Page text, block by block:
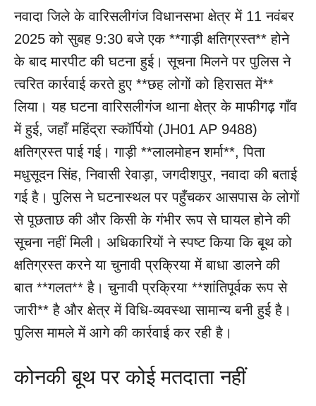
नवादा जिले के वारिसलीगंज विधानसभा क्षेत्र में 11 नवंबर
2025 को सुबह 9:30 बजे एक **गाड़ी क्षतिग्रस्त** होने
के बाद मारपीट की घटना हुई। सूचना मिलने पर पुलिस ने
त्वरित कार्रवाई करते हुए **छह लोगों को हिरासत में**
लिया। यह घटना वारिसलीगंज थाना क्षेत्र के माफीगढ़ गाँव
में हुई, जहाँ महिंद्रा स्कॉर्पियो (JH01 AP 9488)
क्षतिग्रस्त पाई गई। गाड़ी **लालमोहन शर्मा**, पिता
मधुसूदन सिंह, निवासी रेवाड़ा, जगदीशपुर, नवादा की बताई
गई है। पुलिस ने घटनास्थल पर पहुँचकर आसपास के लोगों
से पूछताछ की और किसी के गंभीर रूप से घायल होने की
सूचना नहीं मिली। अधिकारियों ने स्पष्ट किया कि बूथ को
क्षतिग्रस्त करने या चुनावी प्रक्रिया में बाधा डालने की
बात **गलत** है। चुनावी प्रक्रिया **शांतिपूर्वक रूप से
जारी** है और क्षेत्र में विधि-व्यवस्था सामान्य बनी हुई है।
पुलिस मामले में आगे की कार्रवाई कर रही है।
कोनकी बूथ पर कोई मतदाता नहीं